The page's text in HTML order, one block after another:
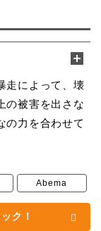
走によって、壊
の被害を出さな
の力を合わせて
Abema
ク！